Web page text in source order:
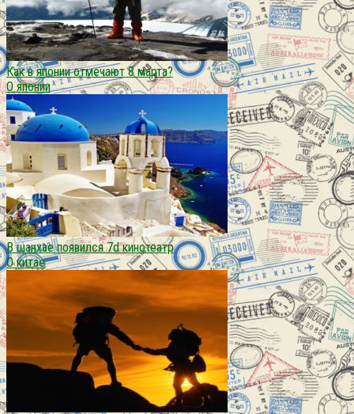
Как в японии отмечают 8 марта?
О японии
В шанхае появился 7d кинотеатр
О китае